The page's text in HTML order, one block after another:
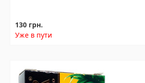
130 грн.
Уже в пути